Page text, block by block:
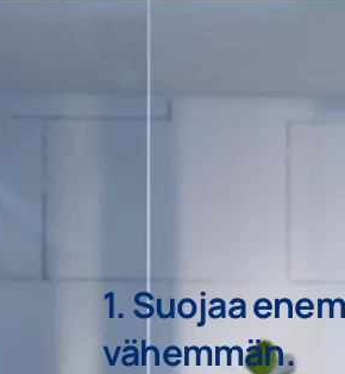
1. Suojaa
vähemmän.